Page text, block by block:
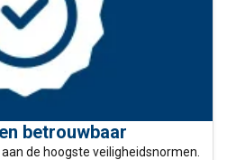
betrouwbaar
de hoogste veiligheidsnormen.
Policy